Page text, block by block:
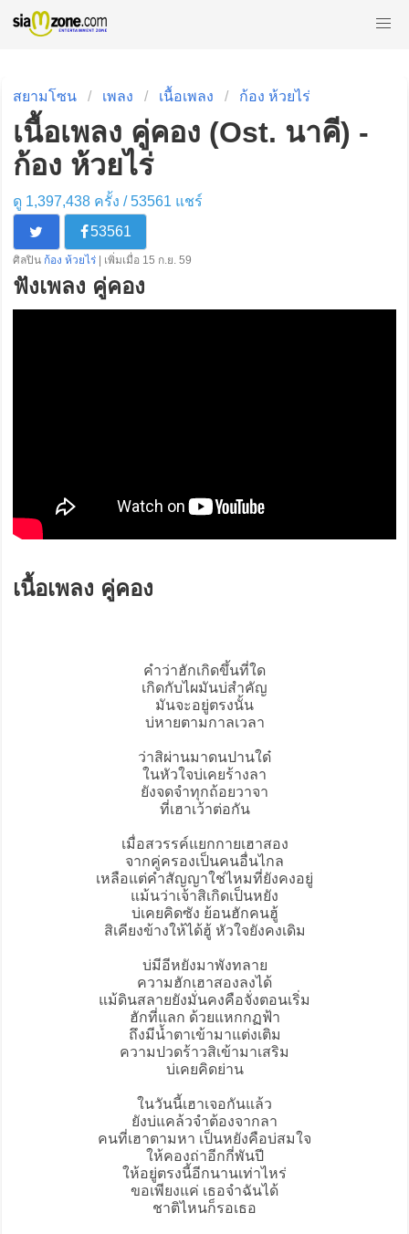
สยามโซน เพลง เนื้อเพลง ก้อง ห้วยไร่
เนื้อเพลง คู่คอง (Ost. นาคี) -
ก้อง ห้วยไร่
ดู 1,397,438 ครั้ง /53561 แชร์
53561
ศิลปิน ก้อง ห้วยไร่ | เพิ่มเมื่อ 15 ก.ย. 59
ฟังเพลง คู่คอง
เนื้อเพลง คู่คอง
คำว่าฮักเกิดขึ้นที่ใด
เกิดกับไผมันบ่สำคัญ
มันจะอยู่ตรงนั้น
บ่หายตามกาลเวลา
ว่าสิผ่านมาดนปานใด๋
ในหัวใจบ่เคยร้างลา
ยังจดจำทุกถ้อยวาจา
ที่เฮาเว้าต่อกัน
เมื่อสวรรค์แยกกายเฮาสอง
จากคู่ครองเป็นคนอื่นไกล
เหลือแต่คำสัญญาใช่ไหมที่ยังคงอยู่
แม้นว่าเจ้าสิเกิดเป็นหยัง
บ่เคยคิดซัง ย้อนฮักคนฮู้
สิเคียงข้างให้ได้ฮู้ หัวใจยังคงเดิม
บ่มีอีหยังมาพังทลาย
ความฮักเฮาสองลงได้
แม้ดินสลายยังมั่นคงคือจั่งตอนเริ่ม
ฮักที่แลก ด้วยแหกกฏฟ้า
ถึงมีน้ำตาเข้ามาแต่งเติม
ความปวดร้าวสิเข้ามาเสริม
บ่เคยคิดย่าน
ในวันนี้เฮาเจอกันแล้ว
ยังบ่แคล้วจำต้องจากลา
คนที่เฮาตามหา เป็นหยังคือบ่สมใจ
ให้คองถ่าอีกกี่พันปี
ให้อยู่ตรงนี้อีกนานเท่าไหร่
ขอเพียงแค่ เธอจำฉันได้
ชาติไหนก็รอเธอ